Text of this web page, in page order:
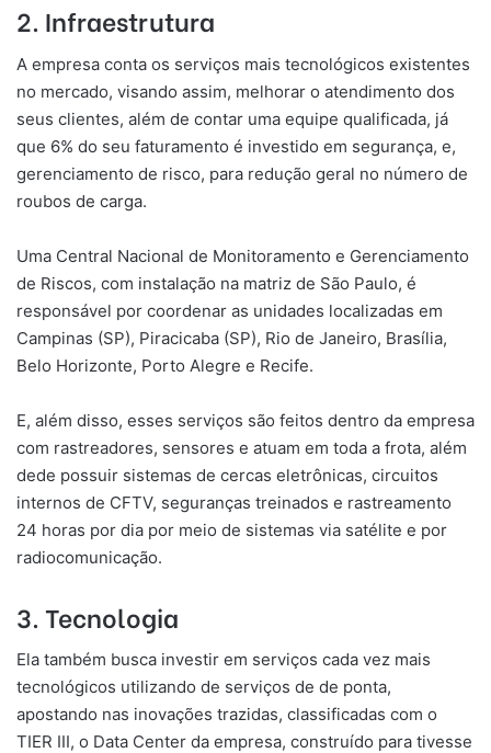
2. Infraestrutura
A empresa conta os serviços mais tecnológicos existentes
no mercado, visando assim, melhorar o atendimento dos
seus clientes, além de contar uma equipe qualificada, já
que 6% do seu faturamento é investido em segurança, e,
gerenciamento de risco, para redução geral no número de
roubos de carga.
Uma Central Nacional de Monitoramento e Gerenciamento
de Riscos, com instalação na matriz de São Paulo, é
responsável por coordenar as unidades localizadas em
Campinas (SP), Piracicaba (SP), Rio de Janeiro, Brasília,
Belo Horizonte, Porto Alegre e Recife.
E, além disso, esses serviços são feitos dentro da empresa
com rastreadores, sensores e atuam em toda a frota, além
dede possuir sistemas de cercas eletrônicas, circuitos
internos de CFTV, seguranças treinados e rastreamento
24 horas por dia por meio de sistemas via satélite e por
radiocomunicação.
3. Tecnologia
Ela também busca investir em serviços cada vez mais
tecnológicos utilizando de serviços de de ponta,
apostando nas inovações trazidas, classificadas com o
TIER III, o Data Center da empresa, construído para tivesse